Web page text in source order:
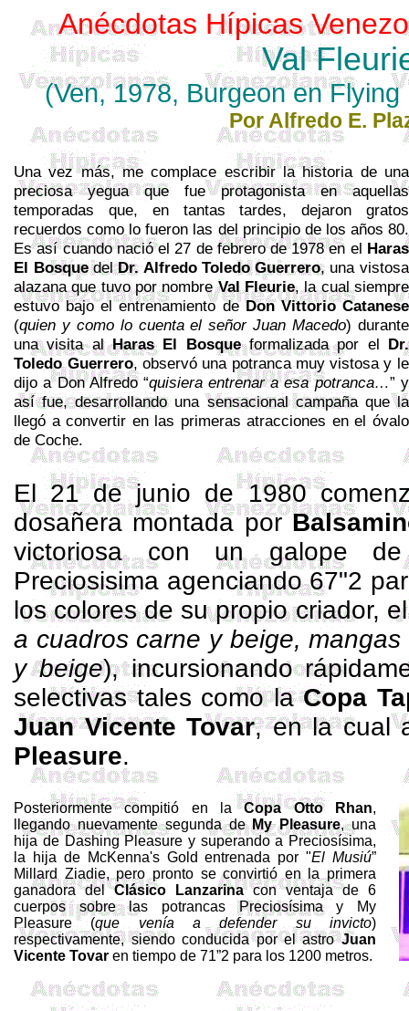
Anécdotas Hípicas
Val
(Ven, 1978, Burgeonen
Por Alfredo E.
Una vez más, me complace escribir la historia de una
preciosa yegua que fue protagonista en aquellas
temporadas que, en tantas tardes, dejaron gratos
recuerdos como lo fueron las del principio de los años 80.
Es así cuando nació el 27 de febrero de 1978 en el Haras
El BosquedelDr.Alfredo Toledo Guerrero,una vistosa
alazana que tuvo por nombreVal Fleurie, la cual siempre
estuvo bajo el entrenamiento deDon VittorioCatanese
(quien y como lo cuenta el señor Juan Macedo) durante
una visita alHaras El Bosqueformalizada por el Dr.
Toledo Guerrero, observó una potranca muy vistosa y le
dijo a Don Alfredo “quisiera entrenar a esa potranca…” y
así fue, desarrollando una sensacional campaña que la
llegó a convertir en las primeras atracciones en el óvalo
de Coche.
El 21 de junio de 1980
dosañeramontada por
victoriosa con un galope
Preciosisima agenciando 67"2
los colores de su propio criador,
a cuadros carne y beige,
y beige), incursionando
selectivas tales comolaCopa
Juan Vicente Tovar, en la cual
Pleasure.
Posteriormente compitió en laCopa Otto Rhan,
llegando nuevamente segunda deMy Pleasure, una
hija de Dashing Pleasure y superando a Preciosísima,
la hija de McKenna's Gold entrenada por "El Musiú”
Millard Ziadie, pero pronto se convirtió en la primera
ganadora delClásico Lanzarinacon ventaja de 6
cuerpos sobre las potrancas Preciosísima y
My
Pleasure(que venía a defender su invicto)
respectivamente, siendo conducida por el astroJuan
Vicente Tovar en tiempo de 71”2 para los 1200 metros.